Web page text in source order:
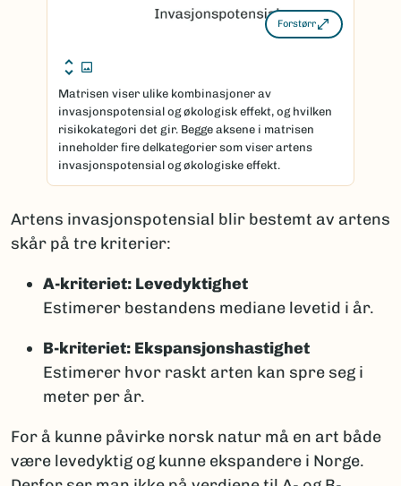
Forstørr
Matrisen viser ulike kombinasjoner av
invasjonspotensial og økologisk effekt, og hvilken
risikokategori det gir. Begge aksene i matrisen
inneholder fire delkategorier som viser artens
invasjonspotensial og økologiske effekt.
Artens invasjonspotensial blir bestemt av artens
skår på tre kriterier:
A-kriteriet: Levedyktighet
Estimerer bestandens mediane levetid i år.
B-kriteriet: Ekspansjonshastighet
Estimerer hvor raskt arten kan spre seg i
meter per år.
For å kunne påvirke norsk natur må en art både
være levedyktig og kunne ekspandere i Norge.